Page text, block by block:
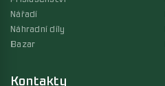
Kontakty
Nářadí
Náhradní díly
Bazar